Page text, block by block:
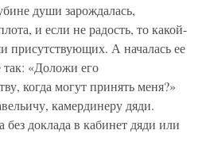
души зарождалась,
и если не радость, то какой-
присутствующих. А началась ее
так: «Доложи его
когда могут принять меня?»
камердинеру дяди.
доклада в кабинет дяди или